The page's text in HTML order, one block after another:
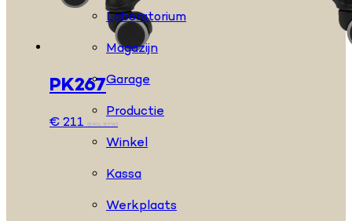
Laboratorium
Magazijn
Garage
Productie
Winkel
Kassa
Werkplaats
PK267
€211 (EXCL. BTW)